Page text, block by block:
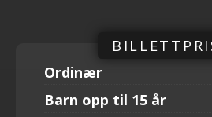
Ordinær
Barn opp til 15 år